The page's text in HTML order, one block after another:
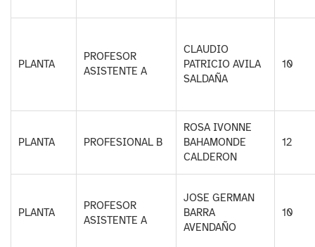
PLANTA
PROFESOR
ASISTENTE A
CLAUDIO
PATRICIO AVILA
SALDAÑA
10
PLANTA PROFESIONAL B
ROSA IVONNE
BAHAMONDE
CALDERON
12
PLANTA
PROFESOR
ASISTENTE A
JOSE GERMAN
BARRA
AVENDAÑO
10